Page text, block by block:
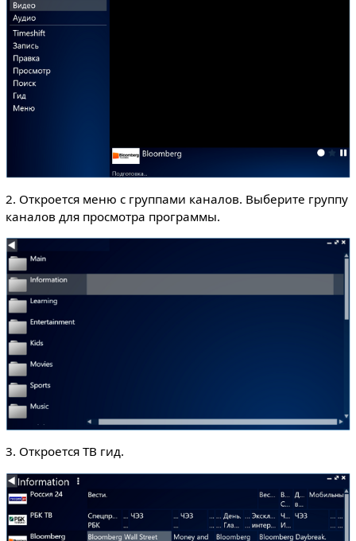
2. Откроется меню с группами каналов. Выберите группу
каналов для просмотра программы.
3. Откроется ТВ гид.